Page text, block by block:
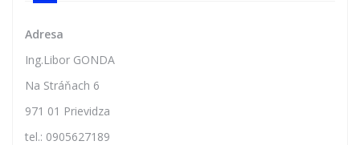
Adresa
Ing.Libor GONDA
Na Stráňach 6
971 01 Prievidza
tel.: 0905627189